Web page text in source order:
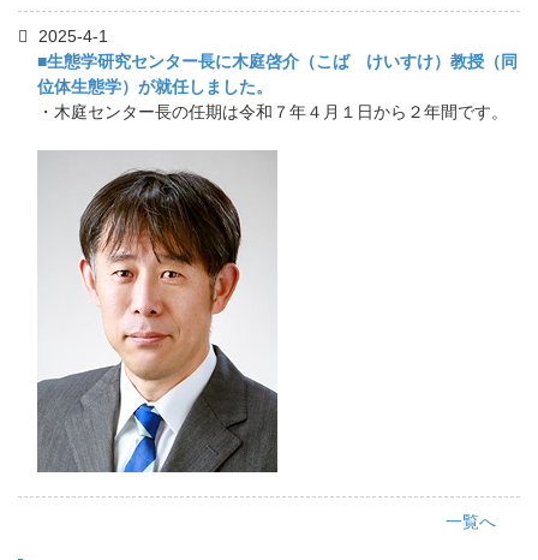
2025-4-1
■生態学研究センター長に木庭啓介（こば けいすけ）教授（同
位体生態学）が就任しました。
・木庭センター長の任期は令和７年４月１日から２年間です。
一覧へ